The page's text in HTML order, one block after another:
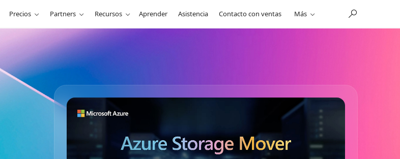
Precios Partners Recursos Aprender Asistencia Contacto con ventas Más